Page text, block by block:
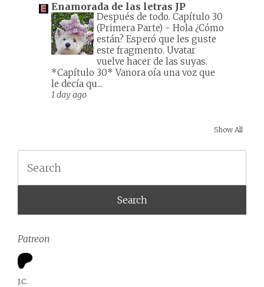
Enamorada de las letras JP
Después de todo. Capítulo 30
(Primera Parte) - Hola ¿Cómo
están? Esperó que les guste
este fragmento. Uvatar
vuelve hacer de las suyas.
*Capítulo 30* Vanora oía una voz que
le decía qu...
1 day ago
Show All
Patreon
J.C.